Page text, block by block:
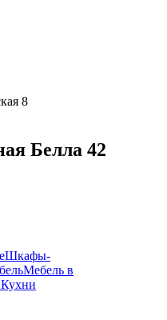
8
Белла 42
Шкафы-
Мебель в
Кухни